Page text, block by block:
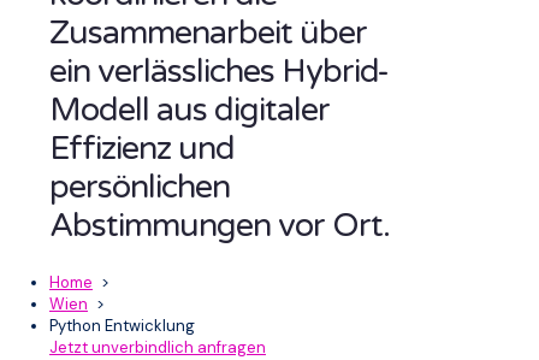
Zusammenarbeit über
ein verlässliches Hybrid-
Modell aus digitaler
Effizienz und
persönlichen
Abstimmungen vor Ort.
Home >
Wien >
Python Entwicklung
Jetzt unverbindlich anfragen